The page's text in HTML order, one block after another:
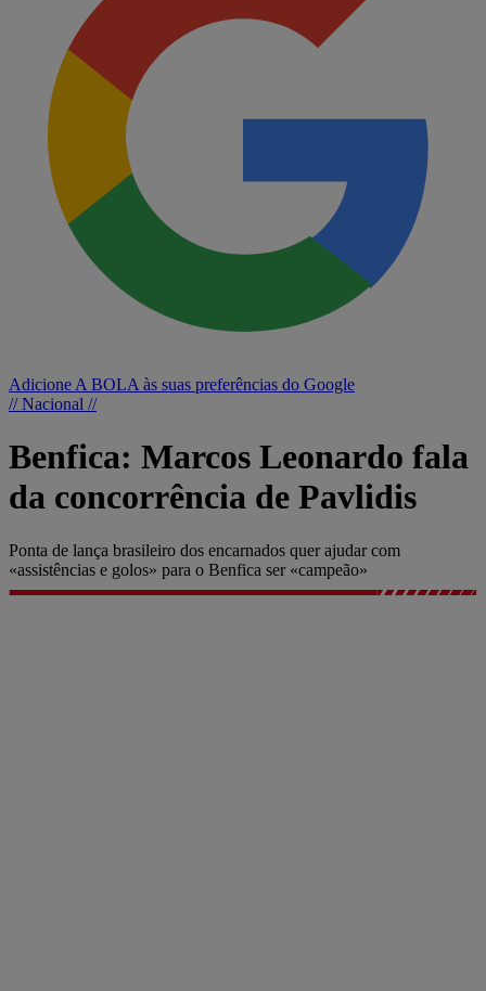
Adicione A BOLA às suas preferências do Google
// Nacional //
Benfica: Marcos Leonardo fala
da concorrência de Pavlidis
Ponta de lança brasileiro dos encarnados quer ajudar com
«assistências e golos» para o Benfica ser «campeão»